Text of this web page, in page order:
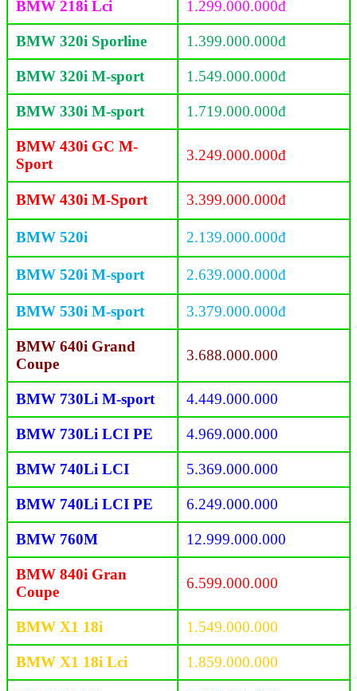
BMW 218i Lci 1.299.000.000đ
BMW 320i Sporline 1.399.000.000đ
BMW 320i M-sport 1.549.000.000đ
BMW 330i M-sport 1.719.000.000đ
BMW 430i GC M-
Sport
3.249.000.000đ
BMW 430i M-Sport 3.399.000.000đ
BMW 520i 2.139.000.000đ
BMW 520i M-sport 2.639.000.000đ
BMW 530i M-sport 3.379.000.000đ
BMW 640i Grand
Coupe
3.688.000.000
BMW 730Li M-sport 4.449.000.000
BMW 730Li LCI PE 4.969.000.000
BMW 740Li LCI 5.369.000.000
BMW 740Li LCI PE 6.249.000.000
BMW 760M 12.999.000.000
BMW 840i Gran
Coupe
6.599.000.000
BMW X1 18i 1.549.000.000
BMW X1 18i Lci 1.859.000.000